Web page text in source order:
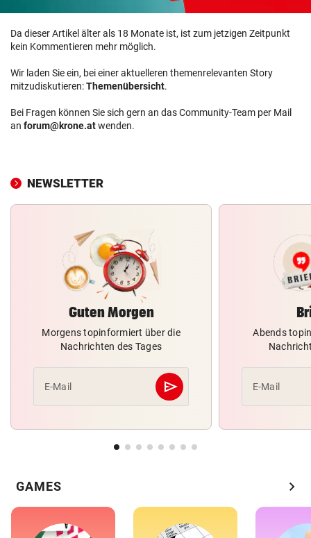
Da dieser Artikel älter als 18 Monate ist, ist zum jetzigen Zeitpunkt
kein Kommentieren mehr möglich.
Wir laden Sie ein, bei einer aktuelleren themenrelevanten Story
mitzudiskutieren:Themenübersicht.
Bei Fragen können Sie sich gern an das Community-Team per Mail
an forum@krone.atwenden.
NEWSLETTER
Guten Morgen
Morgens topinformiert über die
Nachrichten des Tages
E-Mail send
Abschicken
Abends
E-Mail
GAMES chevron_right